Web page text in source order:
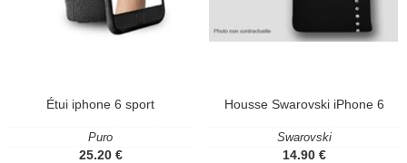
Étui iphone 6 sport
Puro
25.20 €
Housse Swarovski iPhone 6
Swarovski
14.90 €